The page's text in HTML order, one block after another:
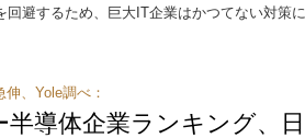
回避するため、巨大IT企業はかつてない対策
、Yole調べ：
半導体企業ランキング、